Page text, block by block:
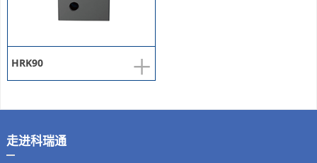
+
HRK90
走进科瑞通